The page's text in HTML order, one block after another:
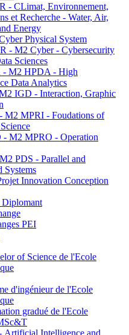
- CLimat, Environnement,
et Recherche - Water, Air,
Energy
Physical System
- M2 Cyber - Cybersecurity
Sciences
M2 HPDA - High
Data Analytics
IGD - Interaction, Graphic
M2 MPRI - Foudations of
M2 MPRO - Operation
PDS - Parallel and
Systems
Innovation Conception
PEI
of Science de l'Ecole
d'ingénieur de l'Ecole
gradué de l'Ecole
Intelligence and